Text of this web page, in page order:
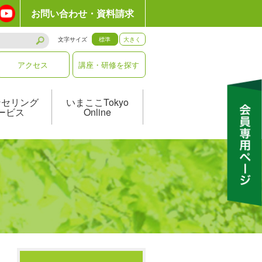
お問い合わせ・資料請求
文字サイズ 標準 大きく
アクセス 講座・研修を探す
リング
ビス
いまここTokyo
Online